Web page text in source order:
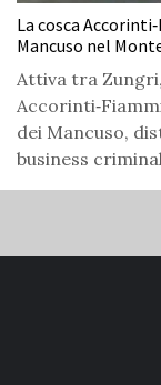
La cosca
Mancuso nel
Attiva tra
dei Mancuso,
business